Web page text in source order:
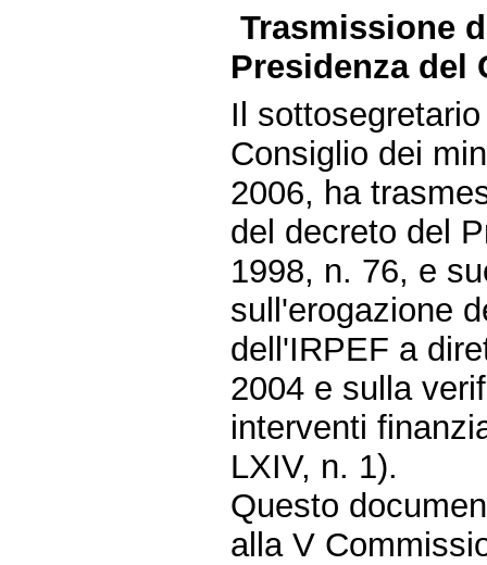
Trasmissione
Presidenza
Il
Consiglio dei
2006, ha
del decreto del
1998, n. 76, e
sull'erogazione
dell'IRPEF a
2004 e sulla
interventi
LXIV, n. 1).
Questo
alla V